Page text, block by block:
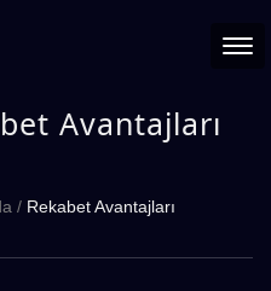
Avantajları
/ Rekabet Avantajları